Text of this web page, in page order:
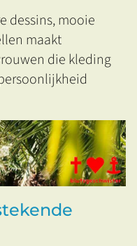
dessins, mooie
maakt
die kleding